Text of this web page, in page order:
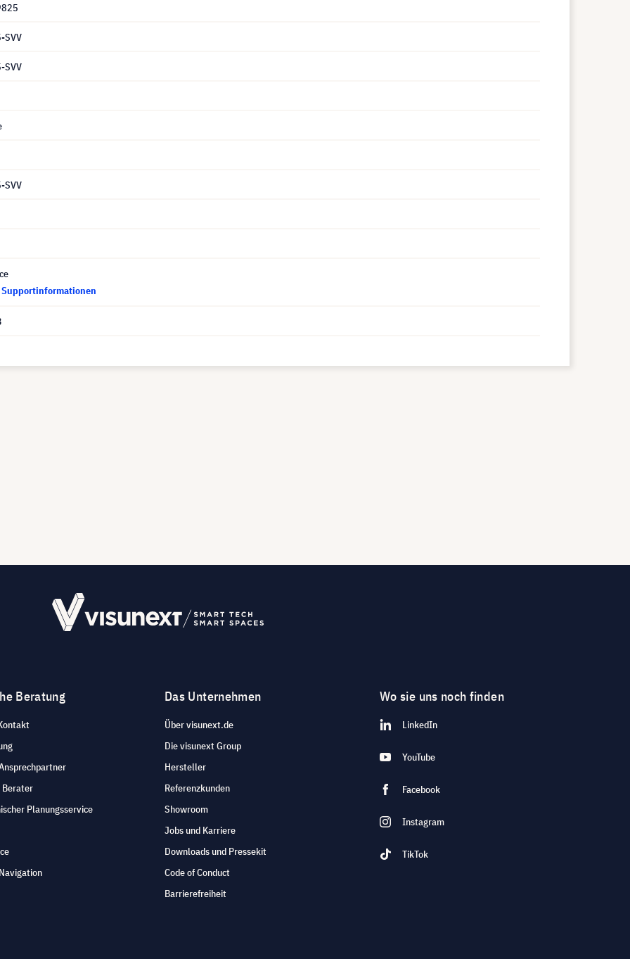
SVV
SVV
SVV
Beratung
Berater
Planungsservice
Das Unternehmen
Über visunext.de
Die visunext Group
Hersteller
Referenzkunden
Showroom
Jobs und Karriere
Downloads und Pressekit
Code of Conduct
Barrierefreiheit
Wo sie uns noch finden
LinkedIn
YouTube
Facebook
Instagram
TikTok